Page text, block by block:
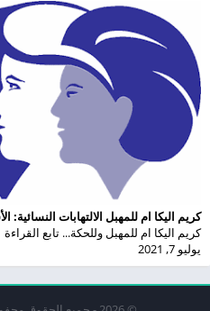
كريم اليكا ام للمهبل الالتهابات النسائية:
كريم اليكا ام للمهبل وللحكة... تابع القراءة
يوليو 7, 2021